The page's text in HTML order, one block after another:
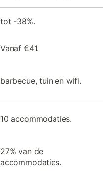
tot -38%.
Vanaf €41.
barbecue, tuin en wifi.
10 accommodaties.
27% van de
accommodaties.